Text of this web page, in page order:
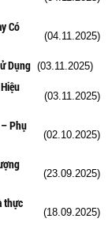
Có
(04.11.2025)
Dụng (03.11.2025)
(03.11.2025)
Phụ
(02.10.2025)
(23.09.2025)
thực
(18.09.2025)